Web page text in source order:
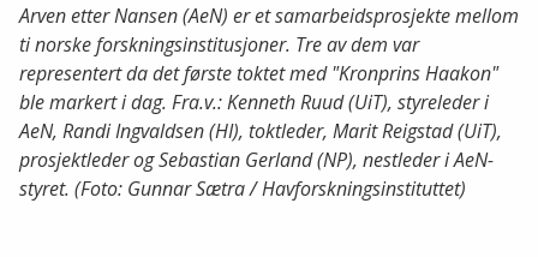
Arven etter Nansen (AeN) er et samarbeidsprosjekte mellom
ti norske forskningsinstitusjoner. Tre av dem var
representert da det første toktet med "Kronprins Haakon"
ble markert i dag. Fra.v.: Kenneth Ruud (UiT), styreleder i
AeN, Randi Ingvaldsen (HI), toktleder, Marit Reigstad (UiT),
prosjektleder og Sebastian Gerland (NP), nestleder i AeN-
styret. (Foto: Gunnar Sætra / Havforskningsinstituttet)